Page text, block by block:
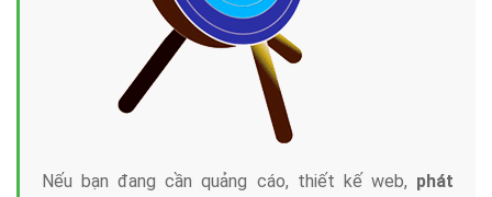
Nếu bạn đang cần quảng cáo, thiết kế web, phát